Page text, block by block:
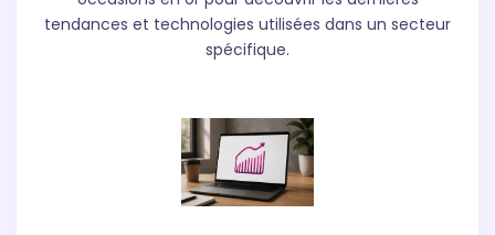
tendances et technologies utilisées dans un secteur
spécifique.